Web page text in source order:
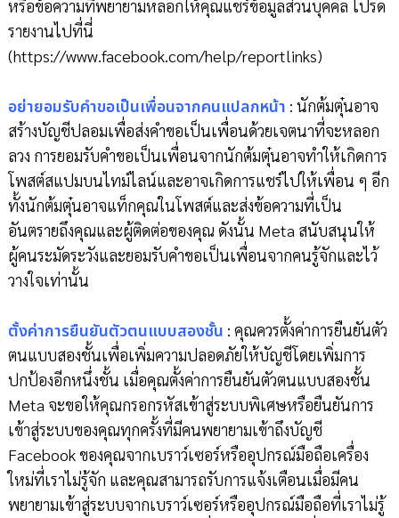
หรือข้อความที่พยายามหลอกให้คุณแชร์ข้อมูลส่วนบุคคล โปรด
รายงานไปที่นี่
(https://www.facebook.com/help/reportlinks)
อย่ายอมรับคำขอเป็นเพื่อนจากคนแปลกหน้า : นักต้มตุ๋นอาจ
สร้างบัญชีปลอมเพื่อส่งคำขอเป็นเพื่อนด้วยเจตนาที่จะหลอก
ลวง การยอมรับคำขอเป็นเพื่อนจากนักต้มตุ๋นอาจทำให้เกิดการ
โพสต์สแปมบนไทม์ไลน์และอาจเกิดการแชร์ไปให้เพื่อน ๆ อีก
ทั้งนักต้มตุ๋นอาจแท็กคุณในโพสต์และส่งข้อความที่เป็น
อันตรายถึงคุณและผู้ติดต่อของคุณ ดังนั้น Meta สนับสนุนให้
ผู้คนระมัดระวังและยอมรับคำขอเป็นเพื่อนจากคนรู้จักและไว้
วางใจเท่านั้น
ตั้งค่าการยืนยันตัวตนแบบสองชั้น : คุณควรตั้งค่าการยืนยันตัว
ตนแบบสองชั้นเพื่อเพิ่มความปลอดภัยให้บัญชีโดยเพิ่มการ
ปกป้องอีกหนึ่งชั้น เมื่อคุณตั้งค่าการยืนยันตัวตนแบบสองชั้น
Meta จะขอให้คุณกรอกรหัสเข้าสู่ระบบพิเศษหรือยืนยันการ
เข้าสู่ระบบของคุณทุกครั้งที่มีคนพยายามเข้าถึงบัญชี
Facebook ของคุณจากเบราว์เซอร์หรืออุปกรณ์มือถือเครื่อง
ใหม่ที่เราไม่รู้จัก และคุณสามารถรับการแจ้งเตือนเมื่อมีคน
พยายามเข้าสู่ระบบจากเบราว์เซอร์หรืออุปกรณ์มือถือที่เราไม่รู้